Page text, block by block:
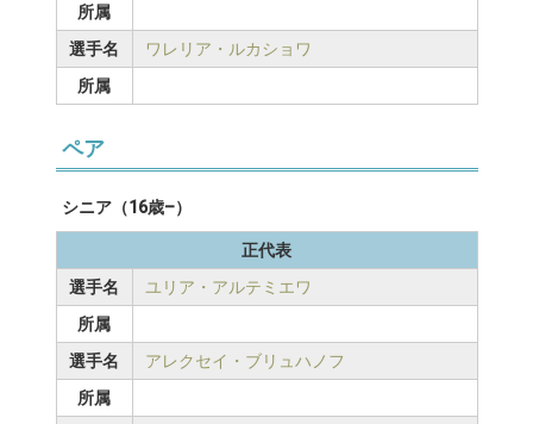
所属
選手名
ワレリア・ルカショワ
所属
ペア
シニア（16歳–）
正代表
選手名
ユリア・アルテミエワ
所属
選手名
アレクセイ・ブリュハノフ
所属